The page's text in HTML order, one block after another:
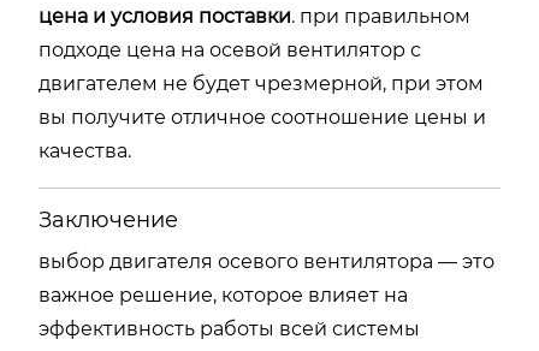
цена и условия поставки. при правильном
подходе цена на осевой вентилятор с
двигателем не будет чрезмерной, при этом
вы получите отличное соотношение цены и
качества.
Заключение
выбор двигателя осевого вентилятора — это
важное решение, которое влияет на
эффективность работы всей системы